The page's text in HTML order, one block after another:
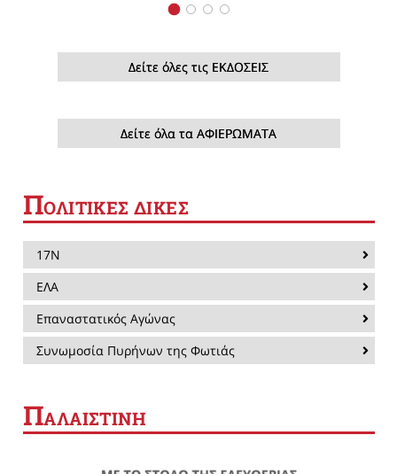
Δείτε όλες τις ΕΚΔΟΣΕΙΣ
Δείτε όλα τα ΑΦΙΕΡΩΜΑΤΑ
ΠΟΛΙΤΙΚΕΣ ΔΙΚΕΣ
17Ν
ΕΛΑ
Επαναστατικός Αγώνας
Συνωμοσία Πυρήνων της Φωτιάς
ΠΑΛΑΙΣΤΙΝΗ